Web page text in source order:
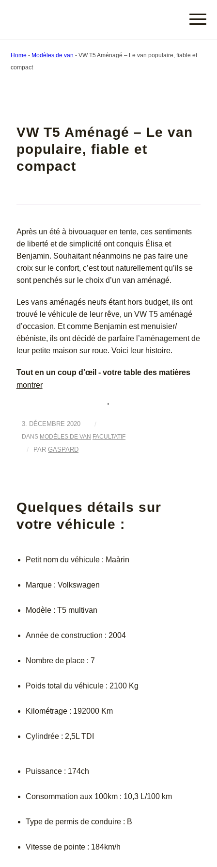
Home - Modèles de van -VW T5 Aménagé – Le van populaire, fiable et
compact
VW T5 Aménagé – Le van
populaire, fiable et
compact
Après un été à bivouaquer en tente, ces sentiments
de liberté et de simplicité ont conquis Élisa et
Benjamin. Souhaitant néanmoins ne pas faire une
croix sur le confort, c’est tout naturellement qu’ils se
sont penchés sur le choix d’un van aménagé.
Les vans aménagés neufs étant hors budget, ils ont
trouvé le véhicule de leur rêve, un VW T5 aménagé
d’occasion. Et comme Benjamin est menuisier/
ébéniste, ils ont décidé de parfaire l’aménagement de
leur petite maison sur roue. Voici leur histoire.
Tout en un coup d'œil - votre table des matières
montrer
3. DÉCEMBRE 2020 /
DANS MODÈLES DE VAN FACULTATIF
/ PARGASPARD
Quelques détails sur
votre véhicule :
Petit nom du véhicule : Maàrin
Marque : Volkswagen
Modèle : T5 multivan
Année de construction : 2004
Nombre de place : 7
Poids total du véhicule : 2100 Kg
Kilométrage : 192000 Km
Cylindrée : 2,5L TDI
Puissance : 174ch
Consommation aux 100km : 10,3 L/100 km
Type de permis de conduire : B
Vitesse de pointe : 184km/h